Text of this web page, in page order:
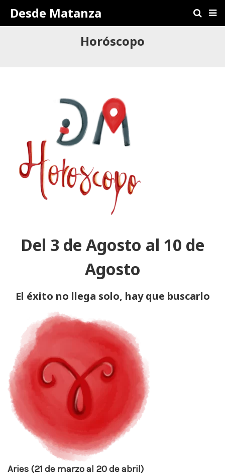
Desde Matanza
Horóscopo
Del 3 de Agosto al 10 de
Agosto
El éxito no llega solo, hay que buscarlo
Aries (21 de marzo al 20 de abril)